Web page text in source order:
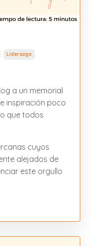
Liderazgo
a un memorial
inspiración poco
que todos
cuyos
alejados de
este orgullo